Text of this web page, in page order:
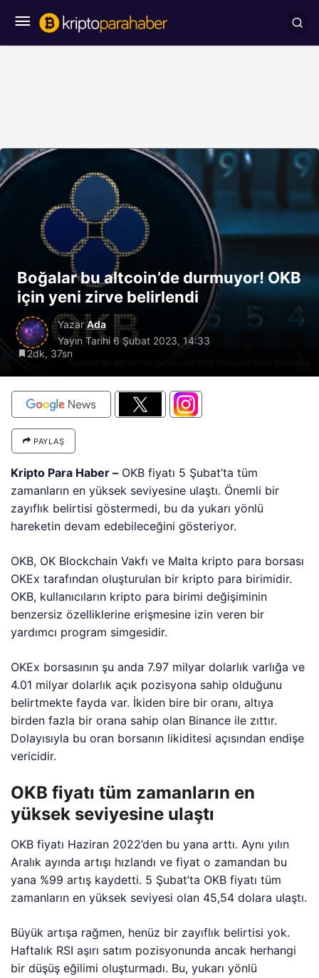
Boğalar bu altcoin’de durmuyor! OKB
için yeni zirve belirlendi
YazarAda
Yayın Tarihi 6 Şubat 2023, 14:33
2dk, 37sn
PAYLAŞ
Kripto Para Haber – OKB fiyatı 5 Şubat’ta tüm
zamanların en yüksek seviyesine ulaştı. Önemli bir
zayıflık belirtisi göstermedi, bu da yukarı yönlü
hareketin devam edebileceğini gösteriyor.
OKB, OK Blockchain Vakfı ve Malta kripto para borsası
OKEx tarafından oluşturulan bir kripto para birimidir.
OKB, kullanıcıların kripto para birimi değişiminin
benzersiz özelliklerine erişmesine izin veren bir
yardımcı program simgesidir.
OKEx borsasının şu anda 7.97 milyar dolarlık varlığa ve
4.01 milyar dolarlık açık pozisyona sahip olduğunu
belirtmekte fayda var. İkiden bire bir oranı, altıya
birden fazla bir orana sahip olan Binance ile zıttır.
Dolayısıyla bu oran borsanın likiditesi açısından endişe
vericidir.
OKB fiyatı tüm zamanların en
yüksek seviyesine ulaştı
OKB fiyatı Haziran 2022’den bu yana arttı. Aynı yılın
Aralık ayında artışı hızlandı ve fiyat o zamandan bu
yana %99 artış kaydetti. 5 Şubat’ta OKB fiyatı tüm
zamanların en yüksek seviyesi olan 45,54 dolara ulaştı.
Büyük artışa rağmen, henüz bir zayıflık belirtisi yok.
Haftalık RSI aşırı satım pozisyonunda ancak herhangi
bir düşüş eğilimi oluşturmadı. Bu, yukarı yönlü